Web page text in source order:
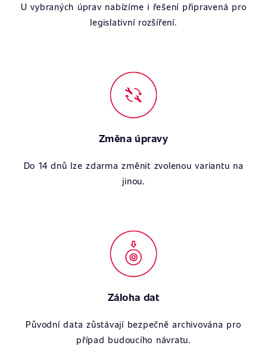
U vybraných úprav nabízíme i řešení připravená pro
legislativní rozšíření.
Změna úpravy
Do 14 dnů lze zdarma změnit zvolenou variantu na
jinou.
Záloha dat
Původní data zůstávají bezpečně archivována pro
případ budoucího návratu.